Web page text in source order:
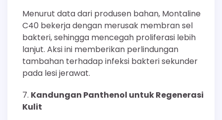
Menurut data dari produsen bahan, Montaline
C40 bekerja dengan merusak membran sel
bakteri, sehingga mencegah proliferasi lebih
lanjut. Aksi ini memberikan perlindungan
tambahan terhadap infeksi bakteri sekunder
pada lesi jerawat.
Kandungan Panthenol untuk Regenerasi
Kulit